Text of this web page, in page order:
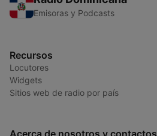
Emisoras y Podcasts
Recursos
Locutores
Widgets
Sitios web de radio por país
Acerca de nosotros y contactos